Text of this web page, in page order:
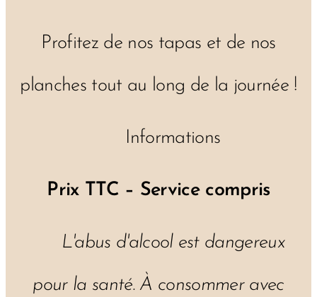
Profitez de nos tapas et de nos
planches tout au long de la journée !
ℹ️ Informations
Prix TTC – Service compris
L'abus d'alcool est dangereux
pour la santé. À consommer avec